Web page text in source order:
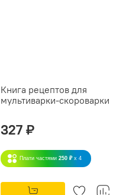
Книга рецептов для
мультиварки-скороварки
327 ₽
Плати частями 250 ₽ x 4